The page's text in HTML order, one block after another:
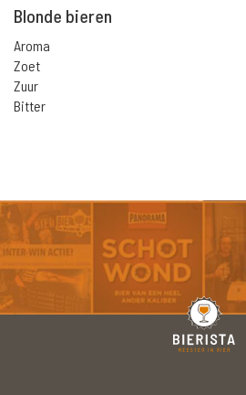
Blonde bieren
Aroma
Zoet
Zuur
Bitter